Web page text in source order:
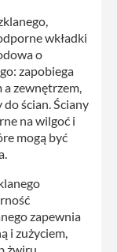
wkładki
o
zapobiega
zewnętrzem,
ścian. Ściany
na wilgoć i
mogą być
zapewnia
i zużyciem,